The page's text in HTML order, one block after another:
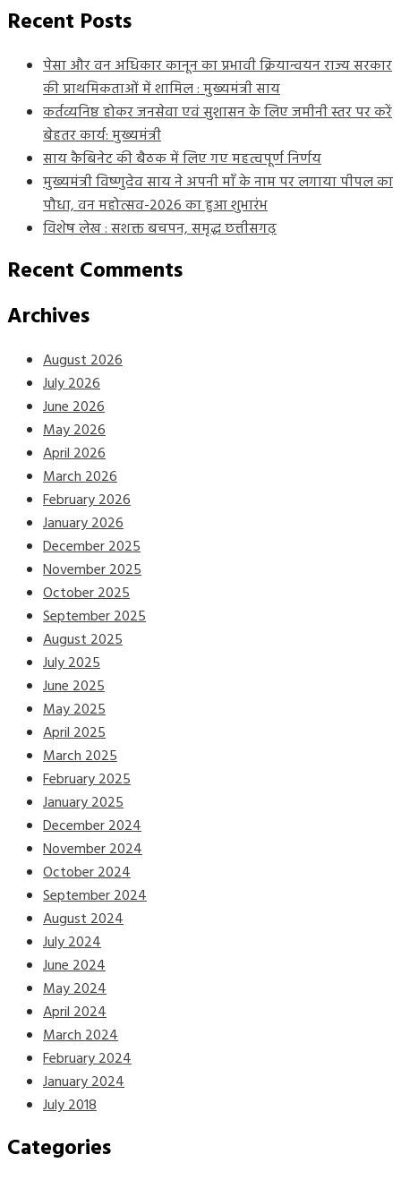
Recent Posts
पेसा और वन अधिकार कानून का प्रभावी क्रियान्वयन राज्य सरकार
की प्राथमिकताओं में शामिल : मुख्यमंत्री साय
कर्तव्यनिष्ठ होकर जनसेवा एवं सुशासन के लिए जमीनी स्तर पर करें
बेहतर कार्य: मुख्यमंत्री
साय कैबिनेट की बैठक में लिए गए महत्वपूर्ण निर्णय
मुख्यमंत्री विष्णुदेव साय ने अपनी माँ के नाम पर लगाया पीपल का
पौधा, वन महोत्सव-2026 का हुआ शुभारंभ
विशेष लेख : सशक्त बचपन, समृद्ध छत्तीसगढ़
Recent Comments
Archives
August 2026
July 2026
June 2026
May 2026
April 2026
March 2026
February 2026
January 2026
December 2025
November 2025
October 2025
September 2025
August 2025
July 2025
June 2025
May 2025
April 2025
March 2025
February 2025
January 2025
December 2024
November 2024
October 2024
September 2024
August 2024
July 2024
June 2024
May 2024
April 2024
March 2024
February 2024
January 2024
July 2018
Categories